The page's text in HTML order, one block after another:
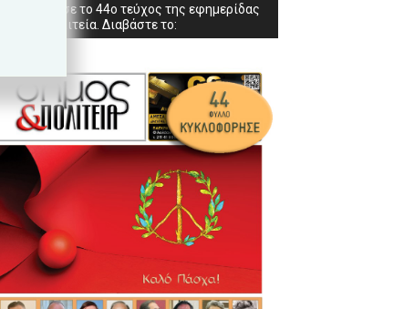
Κυκλοφόρησε το 44ο τεύχος της εφημερίδας
Δήμος & Πολιτεία. Διαβάστε το: